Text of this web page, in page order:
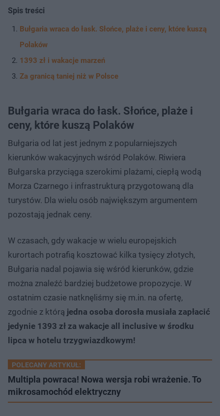
Spis treści
Bułgaria wraca do łask. Słońce, plaże i ceny, które kuszą
Polaków
1393 zł i wakacje marzeń
Za granicą taniej niż w Polsce
Bułgaria wraca do łask. Słońce, plaże i
ceny, które kuszą Polaków
Bułgaria od lat jest jednym z popularniejszych
kierunków wakacyjnych wśród Polaków. Riwiera
Bułgarska przyciąga szerokimi plażami, ciepłą wodą
Morza Czarnego i infrastrukturą przygotowaną dla
turystów. Dla wielu osób największym argumentem
pozostają jednak ceny.
W czasach, gdy wakacje w wielu europejskich
kurortach potrafią kosztować kilka tysięcy złotych,
Bułgaria nadal pojawia się wśród kierunków, gdzie
można znaleźć bardziej budżetowe propozycje. W
ostatnim czasie natknęliśmy się m.in. na ofertę,
zgodnie z którą jedna osoba dorosła musiała zapłacić
jedynie 1393 zł za wakacje all inclusive w środku
lipca w hotelu trzygwiazdkowym!
POLECANY ARTYKUŁ:
Multipla powraca! Nowa wersja robi wrażenie. To
mikrosamochód elektryczny